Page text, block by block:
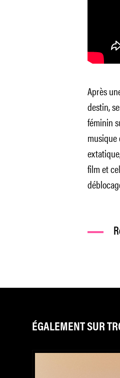
Après
destin,
féminin
film et
ÉGALEMENT SUR